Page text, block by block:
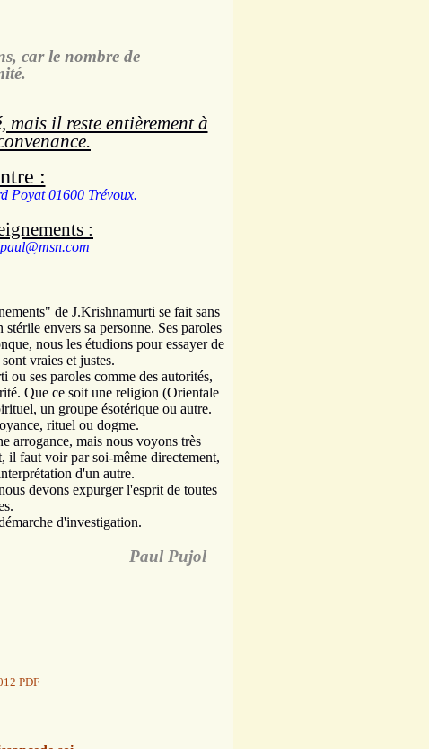
car le nombre de
mais il reste entièrement à
:
Poyat 01600 Trévoux.
:
de J.Krishnamurti se fait sans
envers sa personne. Ses paroles
nous les étudions pour essayer de
vraies et justes.
ou ses paroles comme des autorités,
Que ce soit une religion (Orientale
un groupe ésotérique ou autre.
rituel ou dogme.
arrogance, mais nous voyons très
il faut voir par soi-même directement,
d'un autre.
devons expurger l'esprit de toutes
d'investigation.
Paul Pujol
PDF